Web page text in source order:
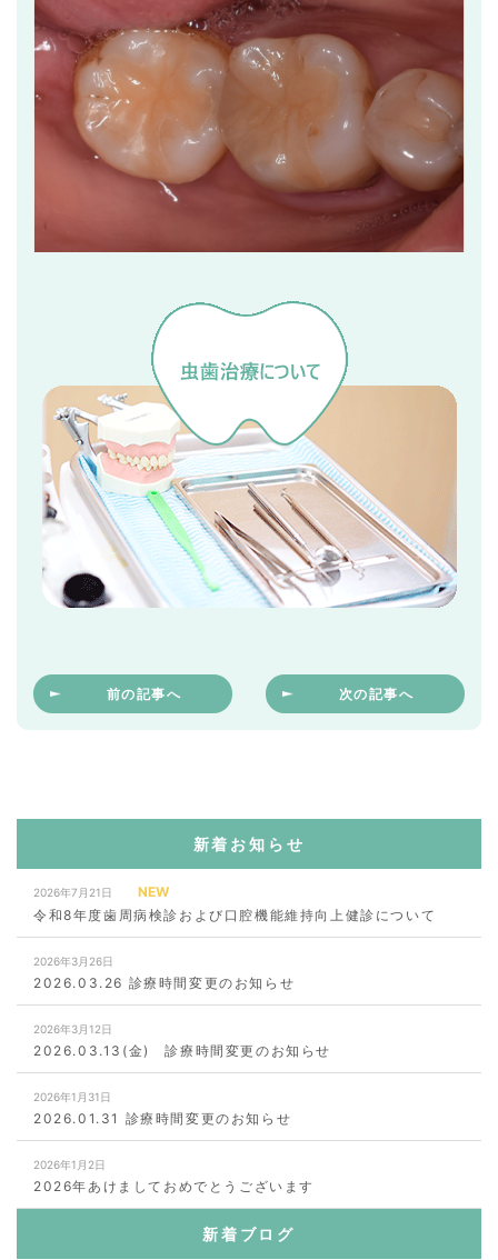
前の記事へ 次の記事へ
新着お知らせ
2026年7月21日
NEW
令和8年度歯周病検診および口腔機能維持向上健診について
2026年3月26日
2026.03.26 診療時間変更のお知らせ
2026年3月12日
2026.03.13(金) 診療時間変更のお知らせ
2026年1月31日
2026.01.31 診療時間変更のお知らせ
2026年1月2日
2026年あけましておめでとうございます
新着ブログ